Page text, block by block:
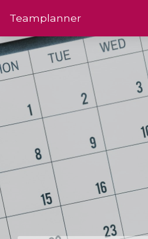
Team­planner